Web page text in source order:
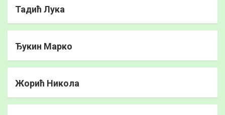
Тадић Лука
Ђукин Марко
Жорић Никола